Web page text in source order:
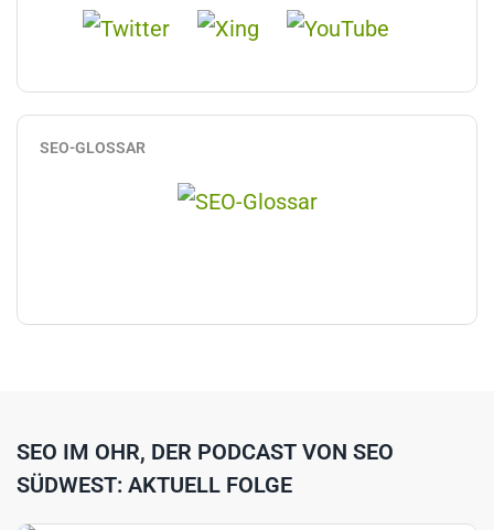
SEO-GLOSSAR
SEO IM OHR, DER PODCAST VON SEO
SÜDWEST: AKTUELL FOLGE